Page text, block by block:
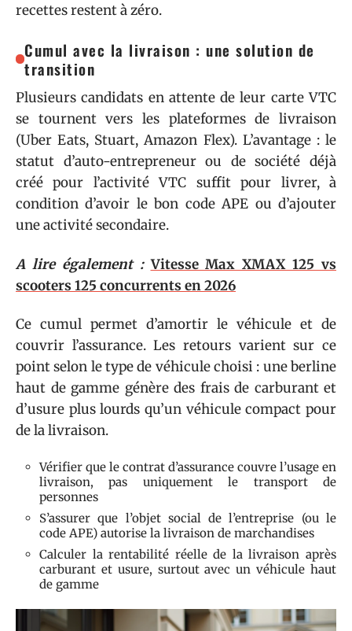
recettes restent à zéro.
Cumul avec la livraison : une solution de
transition
Plusieurs candidats en attente de leur carte VTC
se tournent vers les plateformes de livraison
(Uber Eats, Stuart, Amazon Flex). L’avantage : le
statut d’auto-entrepreneur ou de société déjà
créé pour l’activité VTC suffit pour livrer, à
condition d’avoir le bon code APE ou d’ajouter
une activité secondaire.
A lire également : Vitesse Max XMAX 125 vs
scooters 125 concurrents en 2026
Ce cumul permet d’amortir le véhicule et de
couvrir l’assurance. Les retours varient sur ce
point selon le type de véhicule choisi : une berline
haut de gamme génère des frais de carburant et
d’usure plus lourds qu’un véhicule compact pour
de la livraison.
Vérifier que le contrat d’assurance couvre l’usage en
livraison, pas uniquement le transport de
personnes
S’assurer que l’objet social de l’entreprise (ou le
code APE) autorise la livraison de marchandises
Calculer la rentabilité réelle de la livraison après
carburant et usure, surtout avec un véhicule haut
de gamme